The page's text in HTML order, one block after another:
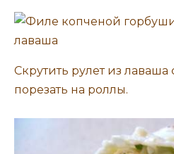
Скрутить рулет из
порезать на роллы.